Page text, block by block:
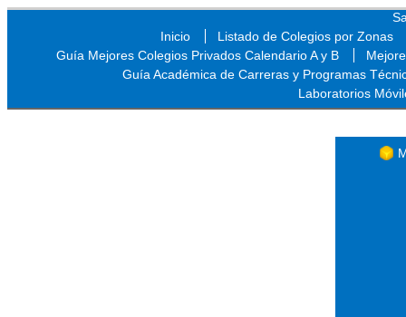
Inicio
Listado de Colegios por Zonas
Guía Mejores Colegios Privados Calendario A y B
Guía Académica de Carreras y Programas
Laboratorios